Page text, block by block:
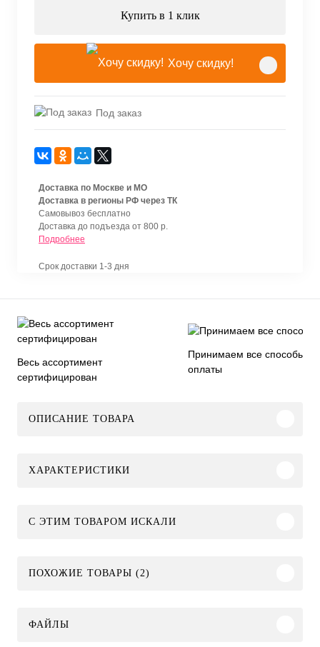
Купить в 1 клик
Хочу скидку!
Под заказ
Доставка по Москве и МО
Доставка в регионы РФ через ТК
Самовывоз бесплатно
Доставка до подъезда от 800 р.
Подробнее
Срок доставки 1-3 дня
Весь ассортимент
сертифицирован
Принимаем все способы
оплаты
ОПИСАНИЕ ТОВАРА
ХАРАКТЕРИСТИКИ
C ЭТИМ ТОВАРОМ ИСКАЛИ
ПОХОЖИЕ ТОВАРЫ (2)
ФАЙЛЫ